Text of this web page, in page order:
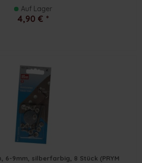
Auf Lager
4,90 € *
6-9mm, silberfarbig, 8 Stück (PRYM